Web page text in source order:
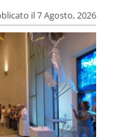
il 7 Agosto, 2026